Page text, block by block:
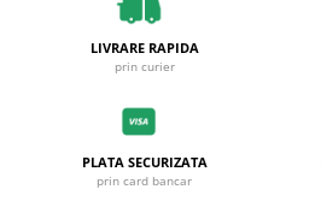
Trandafiri pomisor plangator
Trandafiri tufa
De masa
Pentru vin
LIVRARE RAPIDA
prin curier
PLATA SECURIZATA
prin card bancar